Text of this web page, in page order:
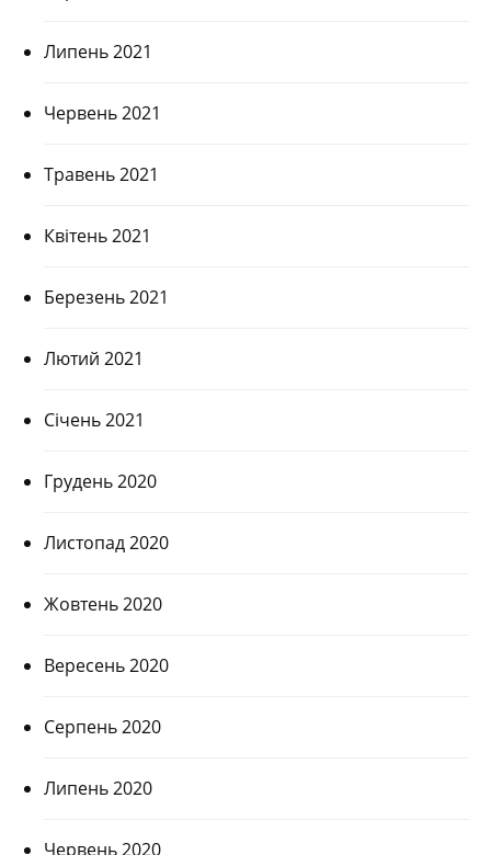
Липень 2021
Червень 2021
Травень 2021
Квітень 2021
Березень 2021
Лютий 2021
Січень 2021
Грудень 2020
Листопад 2020
Жовтень 2020
Вересень 2020
Серпень 2020
Липень 2020
Червень 2020